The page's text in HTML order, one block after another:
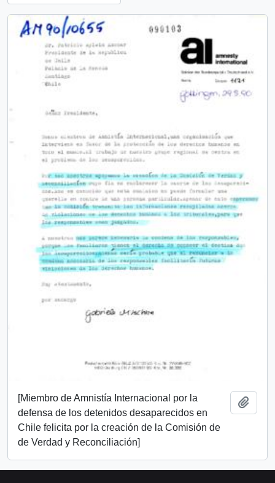
[Miembro de Amnistía Internacional por la
defensa de los detenidos desaparecidos en
Chile felicita por la creación de la Comisión de
de Verdad y Reconciliación]